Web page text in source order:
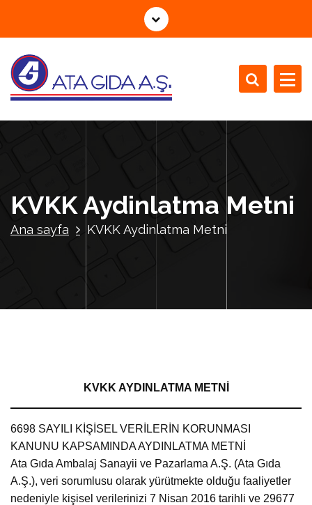
e
KVKK Aydinlatma Metni
Ana sayfa KVKK Aydinlatma Metni
KVKK AYDINLATMA METNİ
6698 SAYILI KİŞİSEL VERİLERİN KORUNMASI
KANUNU KAPSAMINDA AYDINLATMA METNİ
Ata Gıda Ambalaj Sanayii ve Pazarlama A.Ş. (Ata Gıda
A.Ş.), veri sorumlusu olarak yürütmekte olduğu faaliyetler
nedeniyle kişisel verilerinizi 7 Nisan 2016 tarihli ve 29677